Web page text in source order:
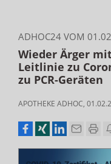
ADHOC24 VOM
Wieder Ärger
Leitlinie zu
zu PCR-Geräten
APOTHEKE ADHOC,